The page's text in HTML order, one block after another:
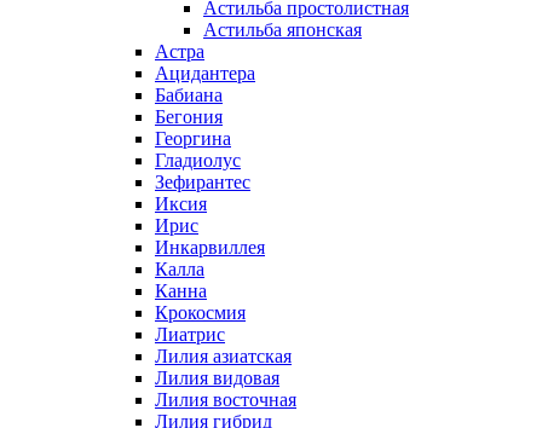
Астильба простолистная
Астильба японская
Астра
Ацидантера
Бабиана
Бегония
Георгина
Гладиолус
Зефирантес
Иксия
Ирис
Инкарвиллея
Калла
Канна
Крокосмия
Лиатрис
Лилия азиатская
Лилия видовая
Лилия восточная
Лилия гибрид